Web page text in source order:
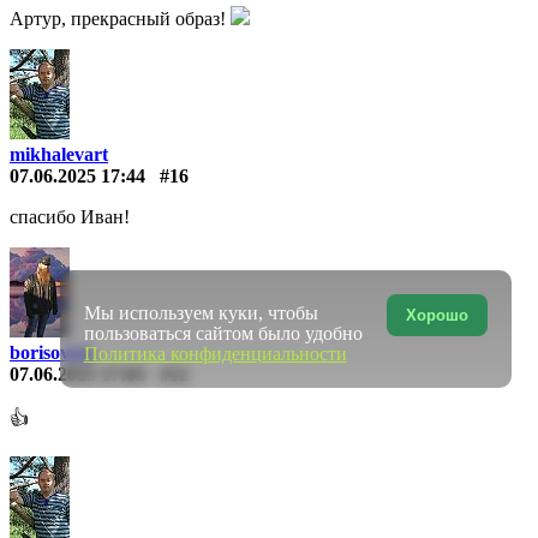
Артур, прекрасный образ!
mikhalevart
07.06.2025 17:44
#16
спасибо Иван!
borisovich
07.06.2025 17:03
👍
Хорошо
Мы используем куки, чтобы
пользоваться сайтом было удобно
Политика конфиденциальности